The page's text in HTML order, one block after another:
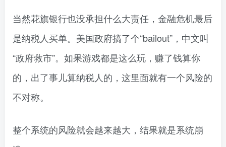
当然花旗银行也没承担什么大责任，金融危机最后
是纳税人买单。美国政府搞了个“bailout”，中文叫
“政府救市”。如果游戏都是这么玩，赚了钱算你
的，出了事儿算纳税人的，这里面就有一个风险的
不对称。
整个系统的风险就会越来越大，结果就是系统崩